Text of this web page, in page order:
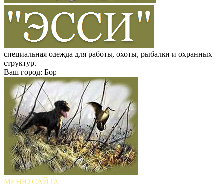
специальная одежда для работы, охоты, рыбалки и охранных
структур.
Ваш город: Бор
МЕНЮ САЙТА